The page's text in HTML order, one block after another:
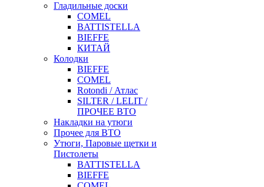
Гладильные доски
COMEL
BATTISTELLA
BIEFFE
КИТАЙ
Колодки
BIEFFE
COMEL
Rotondi / Атлас
SILTER / LELIT /
ПРОЧЕЕ ВТО
Накладки на утюги
Прочее для ВТО
Утюги, Паровые щетки и
Пистолеты
BATTISTELLA
BIEFFE